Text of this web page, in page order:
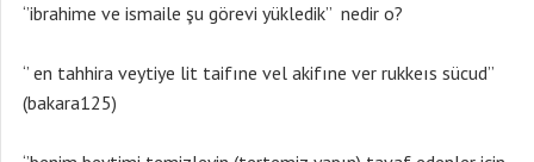
‘’ibrahime ve ismaile şu görevi yükledik’’ nedir o?
‘’ en tahhira veytiye lit taifıne vel akifıne ver rukkeıs sücud’’
(bakara125)